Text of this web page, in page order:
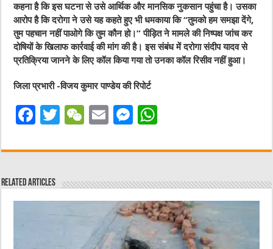
कहना है कि इस घटना से उसे आर्थिक और मानसिक नुकसान पहुंचा है। उसका
आरोप है कि दरोगा ने उसे यह कहते हुए भी धमकाया कि “तुमको हम समझा देंगे,
तुम पहचान नहीं पाओगे कि तुम कौन हो।” पीड़ित ने मामले की निष्पक्ष जांच कर
दोषियों के खिलाफ कार्रवाई की मांग की है। इस संबंध में दरोगा संदीप यादव से
प्रतिक्रिया जानने के लिए कॉल किया गया तो उनका कॉल रिसीव नहीं हुआ।
जिला प्रभारी -विजय कुमार पाण्डेय की रिपोर्ट
F
c
e
b
T
it
r
W
C
at
E
ai
M
ss
n
g
er
at
A
p
p
Related Articles